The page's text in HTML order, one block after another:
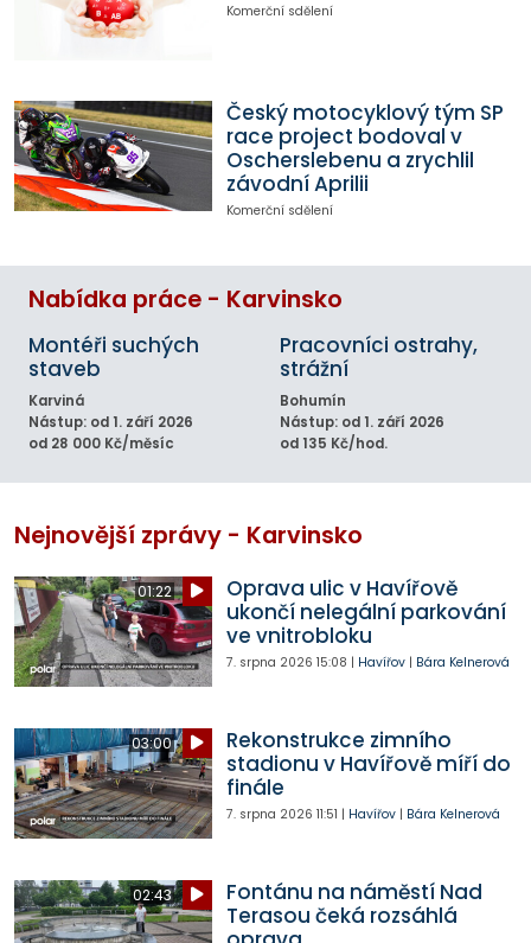
Komerční sdělení
Český motocyklový tým SP
race project bodoval v
Oscherslebenu a zrychlil
závodní Aprilii
Komerční sdělení
Nabídka práce - Karvinsko
Montéři suchých
staveb
Karviná
Nástup: od 1. září 2026
od 28 000 Kč/měsíc
Pracovníci ostrahy,
strážní
Bohumín
Nástup: od 1. září 2026
od 135 Kč/hod.
Nejnovější zprávy - Karvinsko
01:22
Oprava ulic v Havířově
ukončí nelegální parkování
ve vnitrobloku
7. srpna 2026 15:08 | Havířov| Bára Kelnerová
03:00
Rekonstrukce zimního
stadionu v Havířově míří do
finále
7. srpna 2026 11:51 | Havířov| Bára Kelnerová
02:43
Fontánu na náměstí Nad
Terasou čeká rozsáhlá